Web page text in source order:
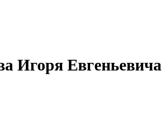
Игоря Евгеньевича